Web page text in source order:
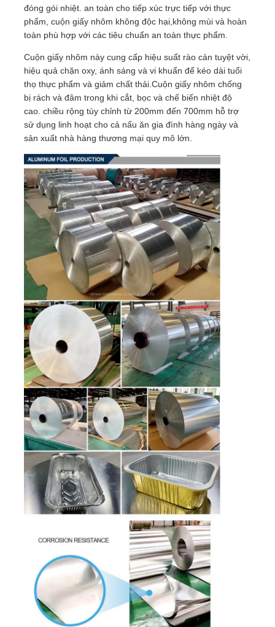
Trang chủ
Các sản phẩm
Về Chúng Tôi
Tham quan nhà máy
Kiểm soát chất lượng
Liên hệ với chúng tôi
Tin tức
Các trường hợp
Yêu cầu báo giá
Cuộn giấy nhôm
đóng gói nhiệt. an toàn cho tiếp xúc trực tiếp với thực
phẩm, cuộn giấy nhôm không độc hại,không mùi và hoàn
toàn phù hợp với các tiêu chuẩn an toàn thực phẩm.
Cuộn giấy nhôm này cung cấp hiệu suất rào cản tuyệt vời,
hiệu quả chặn oxy, ánh sáng và vi khuẩn để kéo dài tuổi
thọ thực phẩm và giảm chất thải.Cuộn giấy nhôm chống
bị rách và đâm trong khi cắt, bọc và chế biến nhiệt độ
cao. chiều rộng tùy chỉnh từ 200mm đến 700mm hỗ trợ
sử dụng linh hoạt cho cả nấu ăn gia đình hàng ngày và
sản xuất nhà hàng thương mại quy mô lớn.